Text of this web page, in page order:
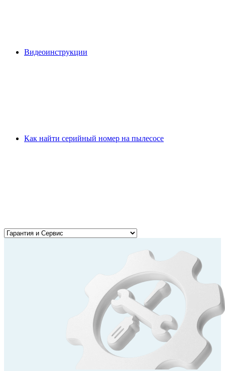
Видеоинструкции
Как найти серийный номер на пылесосе